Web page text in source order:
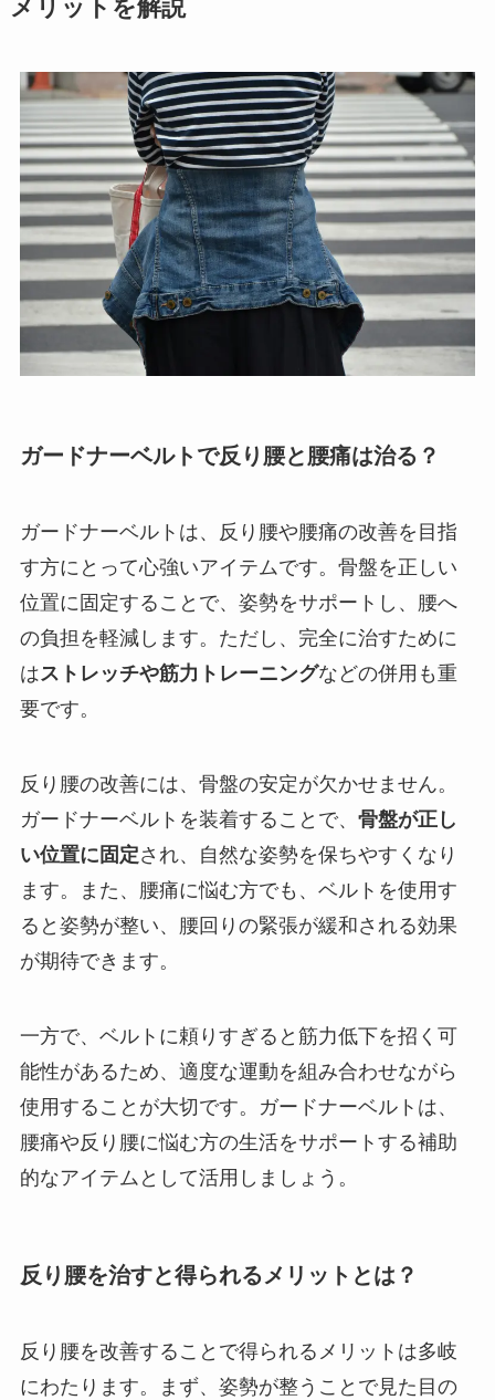
メリットを解説
ガードナーベルトで反り腰と腰痛は治る？
ガードナーベルトは、反り腰や腰痛の改善を目指
す方にとって心強いアイテムです。骨盤を正しい
位置に固定することで、姿勢をサポートし、腰へ
の負担を軽減します。ただし、完全に治すために
はストレッチや筋力トレーニングなどの併用も重
要です。
反り腰の改善には、骨盤の安定が欠かせません。
ガードナーベルトを装着することで、 骨盤が正し
い位置に固定され、自然な姿勢を保ちやすくなり
ます。また、腰痛に悩む方でも、ベルトを使用す
ると姿勢が整い、腰回りの緊張が緩和される効果
が期待できます。
一方で、ベルトに頼りすぎると筋力低下を招く可
能性があるため、適度な運動を組み合わせながら
使用することが大切です。ガードナーベルトは、
腰痛や反り腰に悩む方の生活をサポートする補助
的なアイテムとして活用しましょう。
反り腰を治すと得られるメリットとは？
反り腰を改善することで得られるメリットは多岐
にわたります。まず、姿勢が整うことで見た目の